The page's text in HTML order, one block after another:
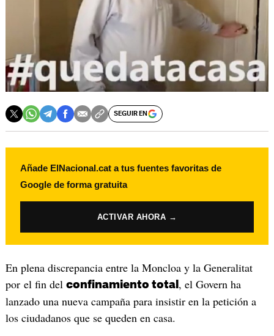
SEGUIR EN
Añade ElNacional.cat a tus fuentes favoritas de
Google de forma gratuita
ACTIVAR AHORA →
En plena discrepancia entre la Moncloa y la Generalitat
por el fin del confinamiento total , el Govern ha
lanzado una nueva campaña para insistir en la petición a
los ciudadanos que se queden en casa.